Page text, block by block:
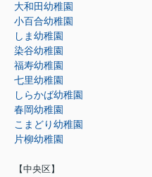
大和田幼稚園
小百合幼稚園
しま幼稚園
染谷幼稚園
福寿幼稚園
七里幼稚園
しらかば幼稚園
春岡幼稚園
こまどり幼稚園
片柳幼稚園
【中央区】